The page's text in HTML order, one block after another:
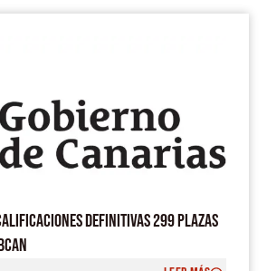
DEFINITIVAS 299 PLAZAS